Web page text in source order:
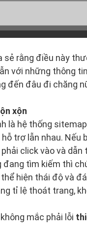
rằng điều này
với những thông
đến đâu đi chăng
xộn
là hệ thống
trợ lẫn nhau. Nếu
click vào và
tìm kiếm thì
hiện thái độ và
tỉ lệ thoát trang,
mắc phải lỗi